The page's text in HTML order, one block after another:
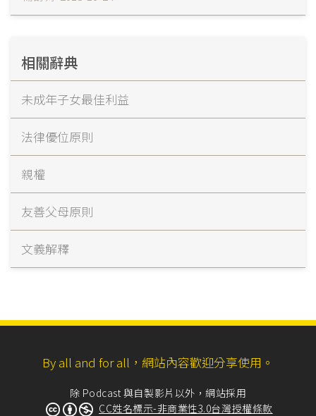
相關辭典
未成年子女最佳利益
法律優位原則
親權
友善父母原則
文義解釋
By all and for all，網站內容歡迎分享使用。
除 Podcast 與自製影片以外，網站採用
CC姓名標示-非商業性3.0台灣授權條款